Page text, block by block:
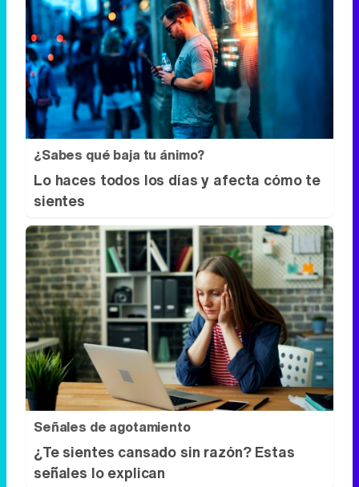
¿Sabes qué baja tu ánimo?
Lo haces todos los días y afecta cómo te
sientes
Señales de agotamiento
¿Te sientes cansado sin razón? Estas
señales lo explican